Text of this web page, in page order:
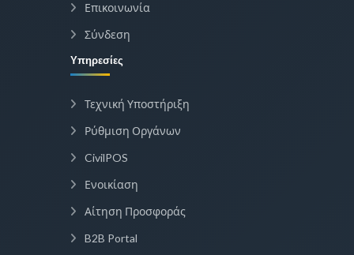
Επικοινωνία
Σύνδεση
Υπηρεσίες
Τεχνική Υποστήριξη
Ρύθμιση Οργάνων
CivilPOS
Ενοικίαση
Αίτηση Προσφοράς
B2B Portal